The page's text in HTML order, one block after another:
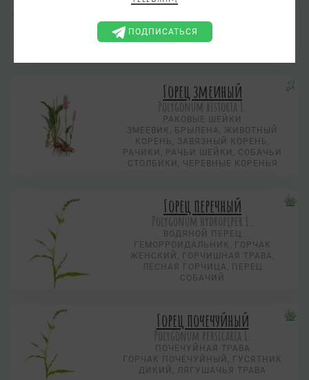
ВОДЯНАЯ ГРЕЧИХА
ВОДЯНАЯ ГРЕЧИХА, УЖОВНИК,
Горец змеиный
Polygonum bistorta L.
РАКОВЫЕ ШЕЙКИ
ЗМЕЕВИК, БРЫЛЕНА, ЖИВОТНЫЙ
КОРЕНЬ, ЗАВЯЗНЫЙ КОРЕНЬ,
РАЧИКИ, РАЧЬИ ШЕЙКИ, СОБАЧЬИ
СТОЛБИКИ, ЧЕРЕВНЫЕ КОРЕНЬЯ
Горец перечный
Polygonum hydropiper L.
ВОДЯНОЙ ПЕРЕЦ
ГЕМОРРОИДАЛЬНИК, ГОРЧАК
ЖЕНСКИЙ, ГОРЧИШНАЯ ТРАВА,
ЛЕСНАЯ ГОРЧИЦА, ПЕРЕЦ
СОБАЧИЙ
Горец почечуйный
Polygonum persicaria L.
ПОЧЕЧУЙНАЯ ТРАВА
ГОРЧАК ПОЧЕЧУЙНЫЙ, ГУСЯТНИК
ДИКИЙ, ЛЯГУШАЧЬЯ ТРАВА
ПОДПИСАТЬСЯ